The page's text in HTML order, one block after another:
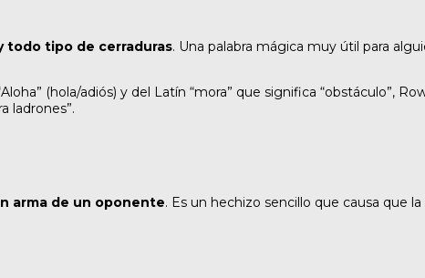
todo tipo de cerraduras. Una palabra mágica muy útil para
(hola/adiós) y del Latín “mora” que significa “obstáculo”,
ladrones”.
arma de un oponente. Es un hechizo sencillo que causa que